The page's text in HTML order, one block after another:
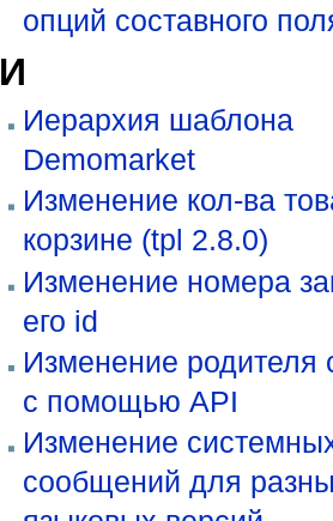
опций составного
И
Иерархия шаблона
Demomarket
Изменение кол-ва
корзине (tpl 2.8.0)
Изменение номера
его id
Изменение родителя
с помощью API
Изменение
сообщений для